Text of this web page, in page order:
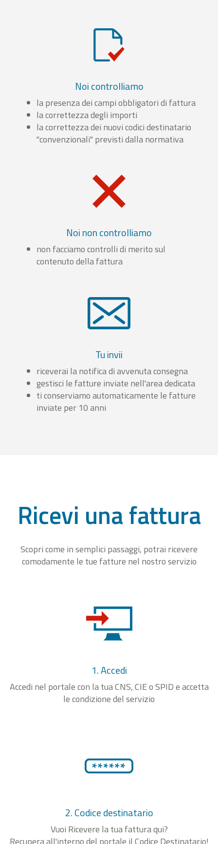
Noi controlliamo
la presenza dei campi obbligatori di fattura
la correttezza degli importi
la correttezza dei nuovi codici destinatario
"convenzionali" previsti dalla normativa
Noi non controlliamo
non facciamo controlli di merito sul
contenuto della fattura
Tu invii
riceverai la notifica di avvenuta consegna
gestisci le fatture inviate nell'area dedicata
ti conserviamo automaticamente le fatture
inviate per 10 anni
Ricevi una fattura
Scopri come in semplici passaggi, potrai ricevere
comodamente le tue fatture nel nostro servizio
1. Accedi
Accedi nel portale con la tua CNS, CIE o SPID e accetta
le condizione del servizio
2. Codice destinatario
Vuoi Ricevere la tua fattura qui?
Recupera all'interno del portale il Codice Destinatario!